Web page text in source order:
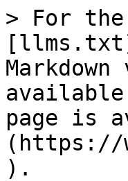
> For the
page is
(https://
).